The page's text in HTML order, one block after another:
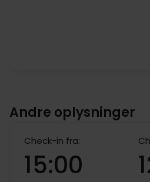
Andre oplysninger
Check-in fra:
15:00